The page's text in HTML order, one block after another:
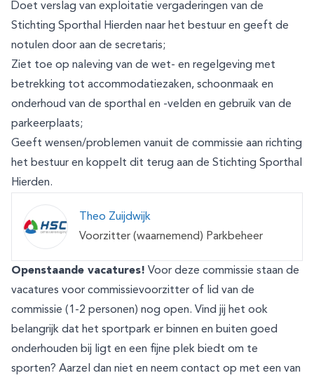
Doet verslag van exploitatie vergaderingen van de
Stichting Sporthal Hierden naar het bestuur en geeft de
notulen door aan de secretaris;
Ziet toe op naleving van de wet- en regelgeving met
betrekking tot accommodatiezaken, schoonmaak en
onderhoud van de sporthal en -velden en gebruik van de
parkeerplaats;
Geeft wensen/problemen vanuit de commissie aan richting
het bestuur en koppelt dit terug aan de Stichting Sporthal
Hierden.
Theo Zuijdwijk
Voorzitter (waarnemend) Parkbeheer
Openstaande vacatures! Voor deze commissie staan de
vacatures voor commissievoorzitter of lid van de
commissie (1-2 personen) nog open. Vind jij het ook
belangrijk dat het sportpark er binnen en buiten goed
onderhouden bij ligt en een fijne plek biedt om te
sporten? Aarzel dan niet en neem contact op met een van